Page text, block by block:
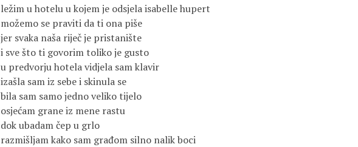
ležim u hotelu u kojem je odsjela isabelle hupert
možemo se praviti da ti ona piše
jer svaka naša riječ je pristanište
i sve što ti govorim toliko je gusto
u predvorju hotela vidjela sam klavir
izašla sam iz sebe i skinula se
bila sam samo jedno veliko tijelo
osjećam grane iz mene rastu
dok ubadam čep u grlo
razmišljam kako sam građom silno nalik boci